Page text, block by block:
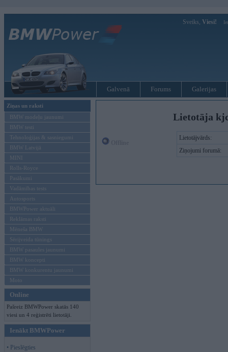
Sveiks, Viesi!
Galvenā Forums Galerijas
Ziņas un raksti
BMW modeļu jaunumi
BMW testi
Tehnoloģijas & sasniegumi
BMW Latvijā
MINI
Rolls-Royce
Pasākumi
Vadāmības tests
Autosports
BMWPower aktuāli
Reklāmas raksti
Mēneša BMW
Sērijveida tūnings
BMW pasaules jaunumi
BMW koncepti
BMW konkurentu jaunumi
Moto
Online
Pašreiz BMWPower skatās 140
viesi un 4 reģistrēti lietotāji.
Ienākt BMWPower
• Pieslēgties
Lietotāja
Lietotājvārds:
Ziņojumi forumā: